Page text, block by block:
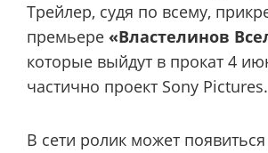
Трейлер, судя по всему,
премьере «Властелинов
которые выйдут в прокат 4
частично проект Sony Pictures.
В сети ролик может